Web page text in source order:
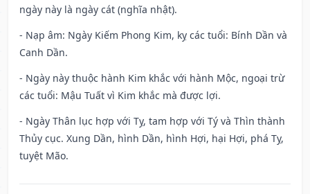
ngày này là ngày cát (nghĩa nhật).
- Nạp âm: Ngày Kiếm Phong Kim, kỵ các tuổi: Bính Dần và
Canh Dần.
- Ngày này thuộc hành Kim khắc với hành Mộc, ngoại trừ
các tuổi: Mậu Tuất vì Kim khắc mà được lợi.
- Ngày Thân lục hợp với Tỵ, tam hợp với Tý và Thìn thành
Thủy cục. Xung Dần, hình Dần, hình Hợi, hại Hợi, phá Tỵ,
tuyệt Mão.